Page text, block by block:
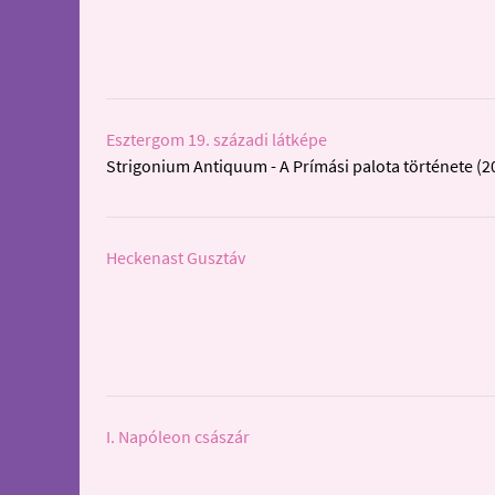
Esztergom 19. századi látképe
Strigonium Antiquum - A Prímási palota története
Heckenast Gusztáv
I. Napóleon császár